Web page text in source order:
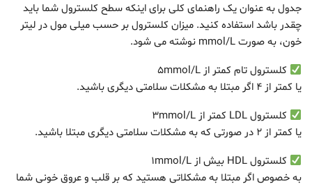
جدول به عنوان یک راهنمای کلی برای اینکه سطح کلسترول شما باید
چقدر باشد استفاده کنید. میزان کلسترول بر حسب میلی مول در لیتر
خون، به صورت mmol/L نوشته می شود.
کلسترول تام کمتر از 5mmol/L
یا کمتر از 4 اگر مبتلا به مشکلات سلامتی دیگری باشید.
کلسترول LDL کمتر از 3mmol/L
یا کمتر از 2 در صورتی که به مشکلات سلامتی دیگری مبتلا باشید.
کلسترول HDL بیش از 1mmol/L
به خصوص اگر مبتلا به مشکلاتی هستید که بر قلب و عروق خونی شما